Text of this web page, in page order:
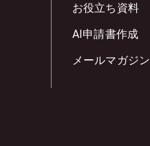
お役立ち資料
AI申請書作成
メールマガジン